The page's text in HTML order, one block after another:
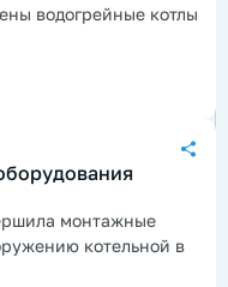
водогрейные котлы
монтажные
котельной в